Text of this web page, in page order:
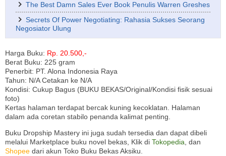
The Best Damn Sales Ever Book Penulis Warren Greshes
Secrets Of Power Negotiating: Rahasia Sukses Seorang
Negosiator Ulung
Harga Buku: Rp. 20.500,-
Berat Buku: 225 gram
Penerbit: PT. Alona Indonesia Raya
Tahun: N/A Cetakan ke N/A
Kondisi: Cukup Bagus (BUKU BEKAS/Original/Kondisi fisik sesuai
foto)
Kertas halaman terdapat bercak kuning kecoklatan. Halaman
dalam ada coretan stabilo penanda kalimat penting.
Buku Dropship Mastery ini juga sudah tersedia dan dapat dibeli
melalui Marketplace buku novel bekas, Klik di Tokopedia, dan
Shopee dari akun Toko Buku Bekas Aksiku.